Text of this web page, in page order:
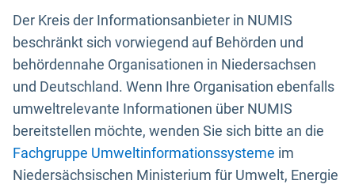
Der Kreis der Informationsanbieter in NUMIS
beschränkt sich vorwiegend auf Behörden und
behördennahe Organisationen in Niedersachsen
und Deutschland. Wenn Ihre Organisation ebenfalls
umweltrelevante Informationen über NUMIS
bereitstellen möchte, wenden Sie sich bitte an die
Fachgruppe Umweltinformationssysteme im
Niedersächsischen Ministerium für Umwelt, Energie